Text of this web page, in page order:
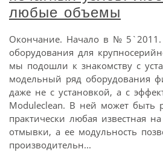
любые объемы
Окончание. Начало в № 5`2011.
оборудования для
мы подошли к знакомству с
модельный ряд оборудования
даже не с установкой, а с
Moduleclean. В ней может быть
практически любая известная
отмывки, а ее модульность
производительн...